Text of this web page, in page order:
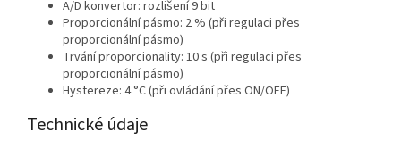
A/D konvertor: rozlišení 9 bit
Proporcionální pásmo: 2 % (při regulaci přes
proporcionální pásmo)
Trvání proporcionality: 10 s (při regulaci přes
proporcionální pásmo)
Hystereze: 4 °C (při ovládání přes ON/OFF)
Technické údaje